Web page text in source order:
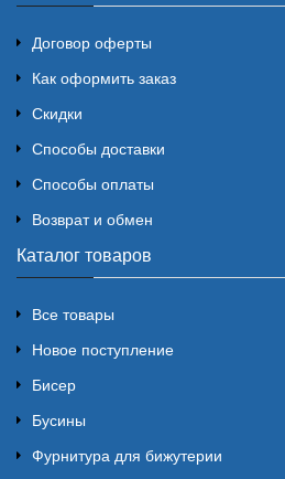
Договор оферты
Как оформить заказ
Скидки
Способы доставки
Способы оплаты
Возврат и обмен
Каталог товаров
Все товары
Новое поступление
Бисер
Бусины
Фурнитура для бижутерии